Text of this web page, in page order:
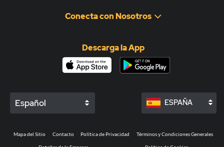
Conecta con Nosotros
Descarga la App
Español ESPAÑA
Mapa del Sitio Contacto Política de Privacidad Términos y Condiciones Generales